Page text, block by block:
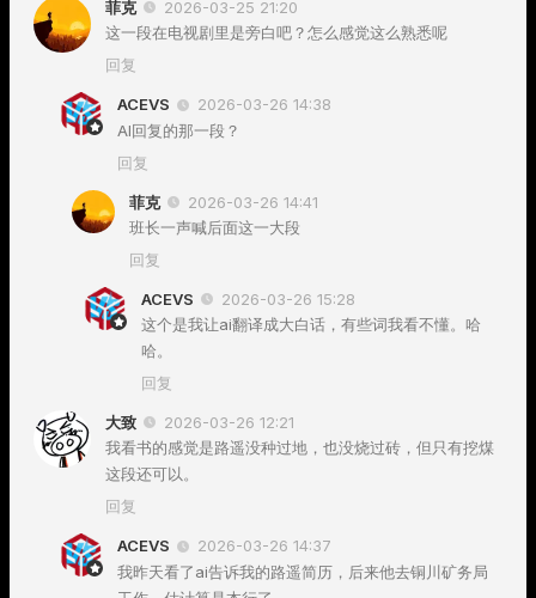
菲克
2026-03-25 21:20
这一段在电视剧里是旁白吧？怎么感觉这么熟悉呢
回复
ACEVS
2026-03-26 14:38
AI回复的那一段？
回复
菲克
2026-03-26 14:41
班长一声喊后面这一大段
回复
ACEVS
2026-03-26 15:28
这个是我让ai翻译成大白话，有些词我看不懂。哈
哈。
回复
大致
2026-03-26 12:21
我看书的感觉是路遥没种过地，也没烧过砖，但只有挖煤
这段还可以。
回复
ACEVS
2026-03-26 14:37
我昨天看了ai告诉我的路遥简历，后来他去铜川矿务局